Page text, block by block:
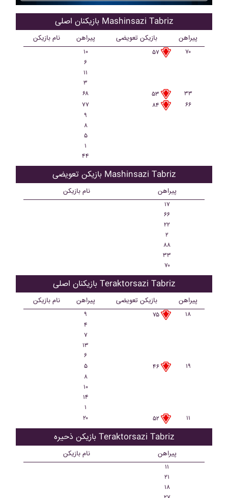
بازیکنان اصلی Mashinsazi Tabriz
نام بازیکن پیراهن بازیکن تعویضی پیراهن
۱۰ ۵۷
۷۰
۶
۱۱
۳
۶۸
۵۳
۳۳
۷۷
۸۴
۶۶
۹
۸
۵
۱
۴۴
بازیکن تعویضی Mashinsazi Tabriz
نام بازیکن پیراهن
۱۷
۶۶
۲۲
۲
۸۸
۳۳
۷۰
بازیکنان اصلی Teraktorsazi Tabriz
نام بازیکن پیراهن بازیکن تعویضی پیراهن
۹ ۷۵
۱۸
۴
۷
۱۳
۶
۵
۴۶
۱۹
۸
۱۰
۱۴
۱
۲۰
۵۲ ۱۱
بازیکن ذحیره Teraktorsazi Tabriz
نام بازیکن پیراهن
۱۱
۲۱
۱۸